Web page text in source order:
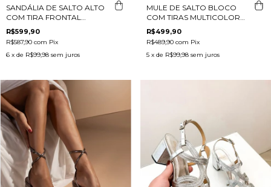
SANDÁLIA DE SALTO ALTO
COM TIRA FRONTAL
METALIZADO PRATA
R$599,90
R$587,90 com Pix
6 x de R$99,98 sem juros
MULE DE SALTO BLOCO
COM TIRAS MULTICOLOR
EM METALIZADO CHUMBO
R$499,90
R$489,90 com Pix
5 x de R$99,98 sem juros